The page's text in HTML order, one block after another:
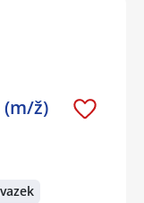
(m/ž)